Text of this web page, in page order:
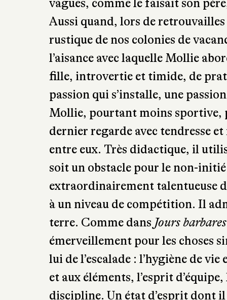
rustique de nos colonies de
l’aisance avec laquelle Mollie
fille, introvertie et timide, de
passion qui s’installe, une
Mollie, pourtant moins sportive,
dernier regarde avec tendresse
entre eux. Très didactique, il
soit un obstacle pour le non-
extraordinairement talentueuse
à un niveau de compétition. Il
terre. Comme dans
Jours barbares
émerveillement pour les choses
lui de l’escalade : l’hygiène de
et aux éléments, l’esprit
discipline. Un état d’esprit dont
une secte salubre. »
Au travers de